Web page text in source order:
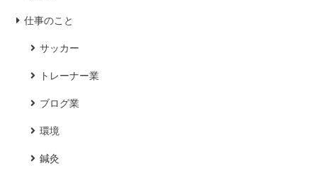
仕事のこと
サッカー
トレーナー業
ブログ業
環境
鍼灸